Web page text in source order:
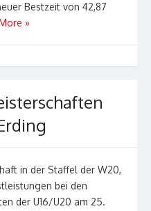
Bestzeit von 42,87
»
in der Staffel der W20,
bei den
der U16/U20 am 25.